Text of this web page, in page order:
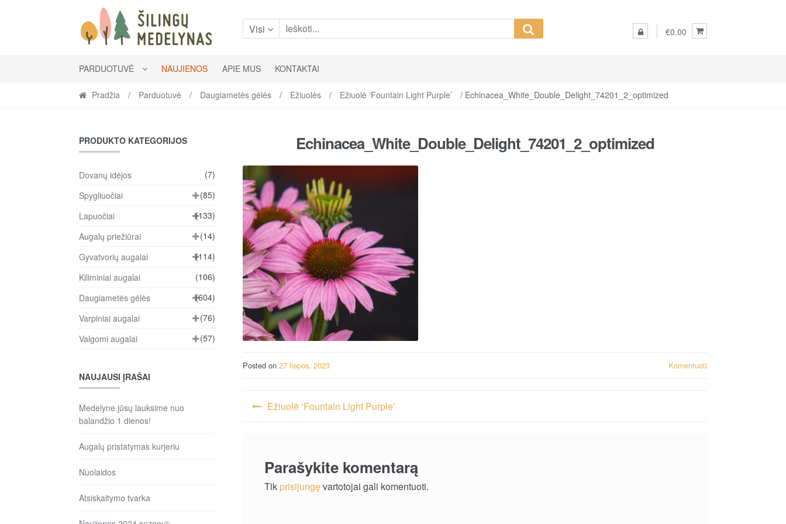
to
navigation
to
content
Visi €0.00
PARDUOTUVĖ NAUJIENOS APIE MUS KONTAKTAI
Pradžia / Parduotuvė / Daugiametės gėlės / Ežiuolės / Ežiuolė ‘Fountain Light Purple’ / Echinacea_White_Double_Delight_74201_2_optimized
Echinacea_White_Double_Delight_74201_2_optimized
Posted on27 liepos, 2023 Komentuoti
Navigacija
Ežiuolė ‘Fountain Light Purple’
Parašykite komentarą
Tik prisijungęvartotojai gali komentuoti.
PRODUKTO KATEGORIJOS
Dovanų idėjos
(7)
Spygliuočiai
(85)
Lapuočiai
(133)
Augalų priežiūrai
(14)
Gyvatvorių augalai
(114)
Kiliminiai augalai
(106)
Daugiametės gėlės
(604)
Varpiniai augalai
(76)
Valgomi augalai
(57)
NAUJAUSI ĮRAŠAI
Medelyne jūsų lauksime nuo
balandžio 1 dienos!
Augalų pristatymas kurjeriu
Nuolaidos
Atsiskaitymo tvarka